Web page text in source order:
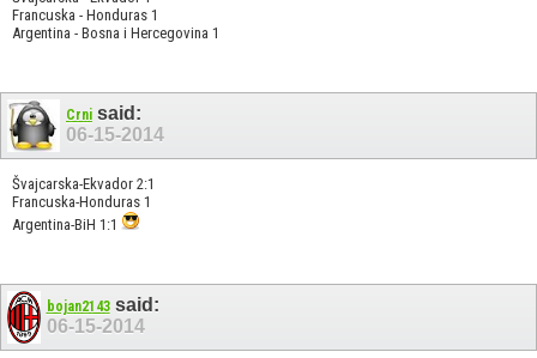
Francuska - Honduras 1
Argentina - Bosna i Hercegovina 1
Crni said:
06-15-2014
Švajcarska-Ekvador 2:1
Francuska-Honduras 1
Argentina-BiH 1:1
bojan2143said:
06-15-2014